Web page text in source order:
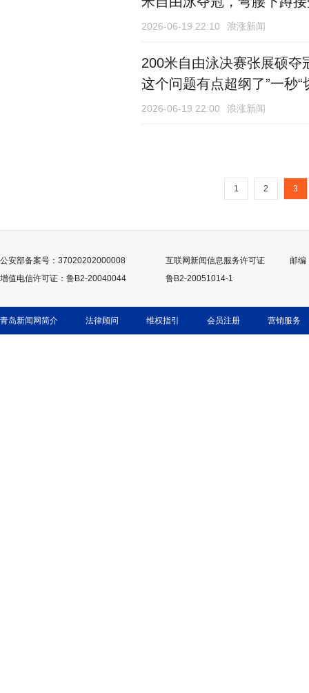
紧急撤回一个微笑
2026-06-19 22:10 浪涨新闻
200米自由泳决赛张展硕夺
这个问题有点超纲了”一秒
2026-06-19 22:00 浪涨新闻
1 2 3
公安部备案号：37020202000008 互联网新闻信息服务许可证
邮编
增值电信许可证：鲁B2-20040044
鲁B2-20051014-1
青岛新闻网简介 法律顾问 维权指引 会员注册 营销服务